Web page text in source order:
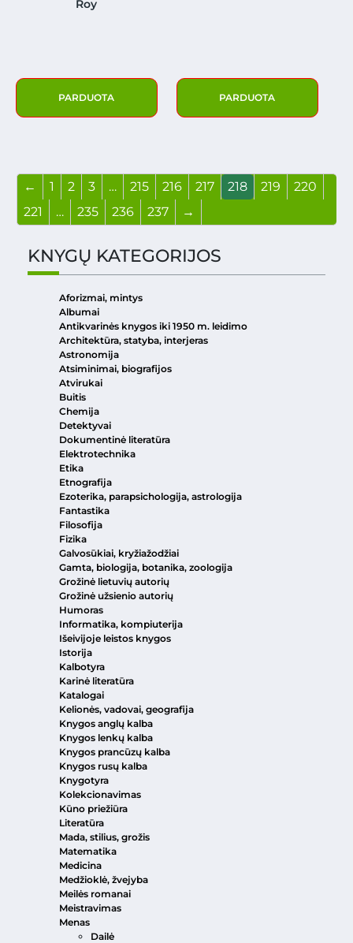
Roy
PARDUOTA PARDUOTA
← 1 2 3 … 215 216 217 218 219
220
221
… 235 236 237 →
KNYGŲ KATEGORIJOS
Aforizmai, mintys
Albumai
Antikvarinės knygos iki 1950 m. leidimo
Architektūra, statyba, interjeras
Astronomija
Atsiminimai, biografijos
Atvirukai
Buitis
Chemija
Detektyvai
Dokumentinė literatūra
Elektrotechnika
Etika
Etnografija
Ezoterika, parapsichologija, astrologija
Fantastika
Filosofija
Fizika
Galvosūkiai, kryžiažodžiai
Gamta, biologija, botanika, zoologija
Grožinė lietuvių autorių
Grožinė užsienio autorių
Humoras
Informatika, kompiuterija
Išeivijoje leistos knygos
Istorija
Kalbotyra
Karinė literatūra
Katalogai
Kelionės, vadovai, geografija
Knygos anglų kalba
Knygos lenkų kalba
Knygos prancūzų kalba
Knygos rusų kalba
Knygotyra
Kolekcionavimas
Kūno priežiūra
Literatūra
Mada, stilius, grožis
Matematika
Medicina
Medžioklė, žvejyba
Meilės romanai
Meistravimas
Menas
Dailė